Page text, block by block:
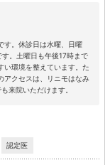
す。休診日は水曜、日曜
。土曜日も午後17時まで
い環境を整えています。た
アクセスは、リニモはなみ
来院いただけます。
認定医